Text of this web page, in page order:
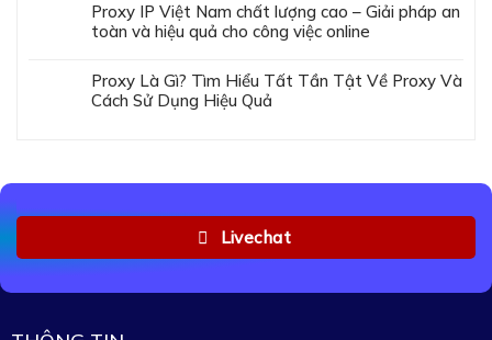
Proxy IP Việt Nam chất lượng cao – Giải pháp an
toàn và hiệu quả cho công việc online
Proxy Là Gì? Tìm Hiểu Tất Tần Tật Về Proxy Và
Cách Sử Dụng Hiệu Quả
Livechat